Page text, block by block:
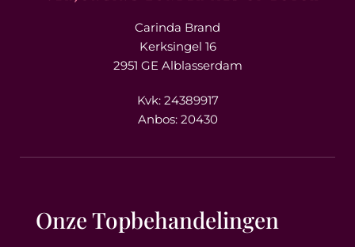
Carinda Brand
Kerksingel 16
2951 GE Alblasserdam
Kvk: 24389917
Anbos: 20430
Onze Topbehandelingen